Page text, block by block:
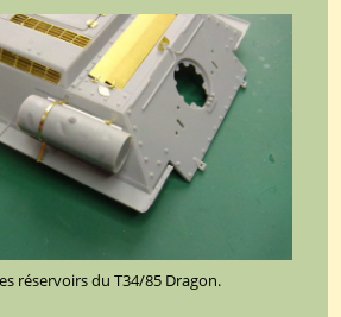
soviétique
T34/85
UTZ
mod.44
référence
6203
au
(Partie
11)
réservoirs du T34/85 Dragon.